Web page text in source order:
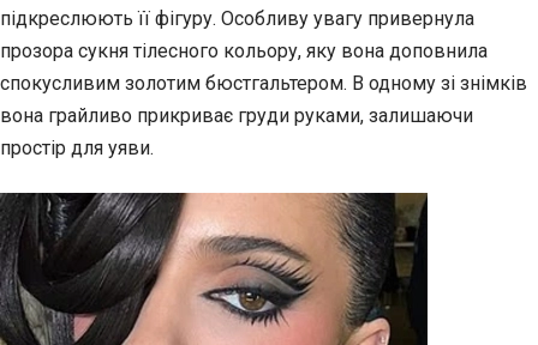
підкреслюють її фігуру. Особливу увагу привернула
прозора сукня тілесного кольору, яку вона доповнила
спокусливим золотим бюстгальтером. В одному зі знімків
вона грайливо прикриває груди руками, залишаючи
простір для уяви.